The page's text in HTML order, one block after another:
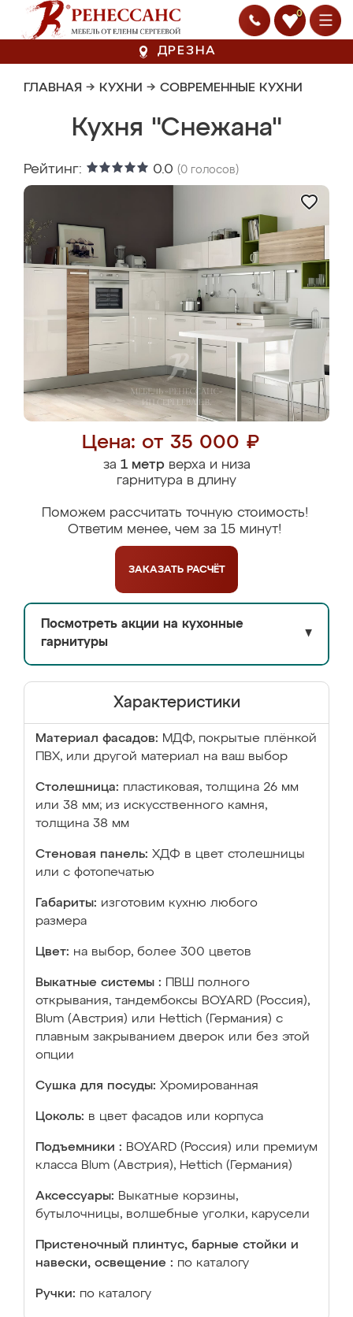
0
ДРЕЗНА
ГЛАВНАЯ → КУХНИ → СОВРЕМЕННЫЕ КУХНИ
Кухня "Снежана"
Рейтинг: 0.0 (0 голосов)
Цена: от 35 000 ₽
за 1 метрверха и низа
гарнитура в длину
Поможем рассчитать точную стоимость!
Ответим менее, чем за 15 минут!
ЗАКАЗАТЬ РАСЧЁТ
Посмотреть акции на кухонные
гарнитуры
▼
Характеристики
Материал фасадов: МДФ, покрытые плёнкой
ПВХ, или другой материал на ваш выбор
Столешница: пластиковая, толщина 26 мм
или 38 мм; из искусственного камня,
толщина 38 мм
Стеновая панель: ХДФ в цвет столешницы
или с фотопечатью
Габариты: изготовим кухню любого
размера
Цвет: на выбор, более 300 цветов
Выкатные системы :
ПВШ полного
открывания, тандембоксы BOYARD (Россия),
Blum (Австрия) или Hettich (Германия) с
плавным закрыванием дверок или без этой
опции
Сушка для посуды: Хромированная
Цоколь: в цвет фасадов или корпуса
Подъемники : BOYARD (Россия) или премиум
класса Blum (Австрия), Hettich (Германия)
Аксессуары: Выкатные корзины,
бутылочницы, волшебные уголки, карусели
Пристеночный плинтус, барные стойки и
навески, освещение : по каталогу
Ручки: по каталогу